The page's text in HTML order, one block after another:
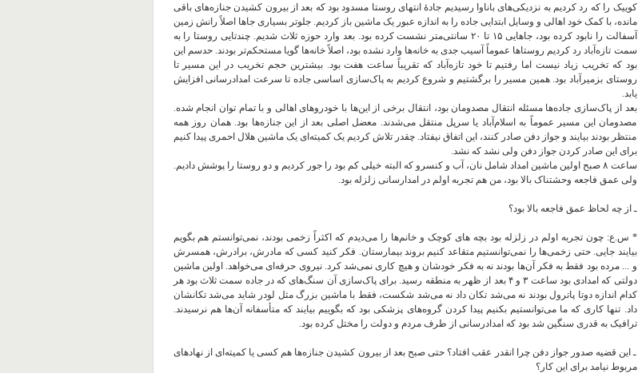
کوییک را که رد کردیم به نزدیکی‌های باناوا رسیدیم جادهٔ انتهای روستا مسدود بود که بعد از بیرون کشیدن جنازه‌‌های باقی
مانده، با کمک خود اهالی و وسایل ابتدایی جاده را به اندازه عبور یک ماشین باز کردیم. جلوتر بسیاری جاها اصلاً رانش زمین
آسفالت را نابود کرده بود، جاهایی ۱۵ تا ۲۰ سانتی‌متر نشست کرده بود. بعد وارد حوزه ثلاث شدیم. چندتایی روستا را به
سمت تازه‌آباد رد کردیم روستاها عموماً آسیب جدی به خانه‌ها وارد نشده بود،‌ اصلاً خانه‌‌ها گویا مستحکم‌تر بودند. حدسم این
بود که تخریب زیاد نیست اما رفتیم تا خود تازه‌آباد که تقریباً ساعت هفت بود. بیشترین حجم تخریب در این مسیر تا
روستای بزمیرآباد بود. همین مسیر را برگشتیم و شروع کردیم به پاک‌سازی اساسی جاده تا سرعت امدادرسانی افزایش
یابد.‌
بعد از پاک‌سازی جاده‌ها مسئله انتقال مصدومان بود،‌ انتقال برخی از این‌ها با خودروهای اهالی و با تمام توان انجام شده.
مصدومان این مسیر عموماً به اسلام‌آباد یا سرپل منتقل می‌شدند. معضل اصلی بعد از این جنازه‌‌ها بود. همان روز همه
منتظر بودند بیایند و جواز دفن صادر کنند، این اتفاق نیفتاد. چقدر تلاش کردیم یک کمیته‌ای یک ماشین هلال احمری پیدا کنیم
برای این صادر کردن جواز دفن ولی نشد که نشد.
ساعت ۸ صبح اولین ماشین امداد شامل نان، آب و کنسرو که البته خیلی کم بود را جور کردیم و دو روستا را پوشش دادیم.
ولی عمق فاجعه وحشتناک بالا بود، من هم تجربه اولم در امدارسانی زلزله بود.
ـ از چه لحاظ عمق فاجعه بالا بود؟
* س.ع: چون تجربه اولم در زلزله بود بچه های کوچک و خانم‌ها را می‌دیدم که اکثراً زخمی بودند، نمی‌توانستم هم بگویم
بیایند جایی. حتی زخمی‌ها را نمی‌توانستیم متقاعد کنیم بروند بیمارستان. فکر کنید کسی که مادرش، برادرش، همسرش
و ... مرده بود فقط به فکر آن‌ها بودند نه به فکر خودشان و هیچ کاری نمی‌شد کرد. نیروی حرفه‌ای می‌خواهد. اولین ماشین
دولتی که امدادی بود ساعت ۳ و ۴ بعد از ظهر به منطقه رسید. برای پاک‌سازی آن سنگ‌های که در جاده سمت ثلاث بود هر
کدام اندازه دوتا پاترول بودند نه می‌شد تکان داد نه می‌شد شکست، فقط با ماشین بزرگ مثل لودر شاید می‌شد تکانشان
داد. تنها کاری که ما می‌توانستیم بکنیم پیدا کردن گروه‌های پزشکی بود که بگوییم بیایند که متأسفانه آن‌‌ها هم نرسیدند.
ترافیک به قدری سنگین شد بود که امدادرسانی از طرف مردم و دولت را مختل کرده بود.
ـ این قضیه صدور جواز دفن چرا انقدر عقب افتاد؟ حتی صبح بعد از بیرون کشیدن جنازه‌ها هم کسی یا کمیته‌ای از نهادهای
مربوط نیامد برای این کار؟